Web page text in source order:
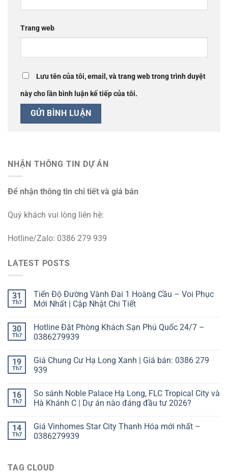
Trang web
Lưu tên của tôi, email, và trang web trong trình duyệt
này cho lần bình luận kế tiếp của tôi.
NHẬN THÔNG TIN DỰ ÁN
Để nhận thông tin chi tiết và giá bán
Quý khách vui lòng liên hệ:
Hotline/Zalo: 0386 279 939
LATEST POSTS
31
Th7
Tiến Độ Đường Vành Đai 1 Hoàng Cầu – Voi Phục
Mới Nhất | Cập Nhật Chi Tiết
30
Th7
Hotline Đặt Phòng Khách Sạn Phú Quốc 24/7 –
0386279939
19
Th7
Giá Chung Cư Hạ Long Xanh | Giá bán: 0386 279
939
16
Th7
So sánh Noble Palace Hạ Long, FLC Tropical City và
Hà Khánh C | Dự án nào đáng đầu tư 2026?
14
Th7
Giá Vinhomes Star City Thanh Hóa mới nhất –
0386279939
TAG CLOUD